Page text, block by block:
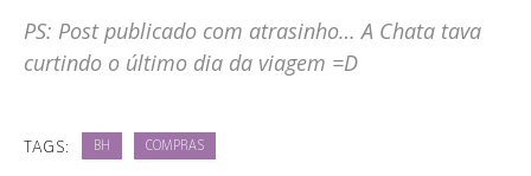
PS: Post publicado com atrasinho… A Chata tava
curtindo o último dia da viagem =D
TAGS: BH COMPRAS